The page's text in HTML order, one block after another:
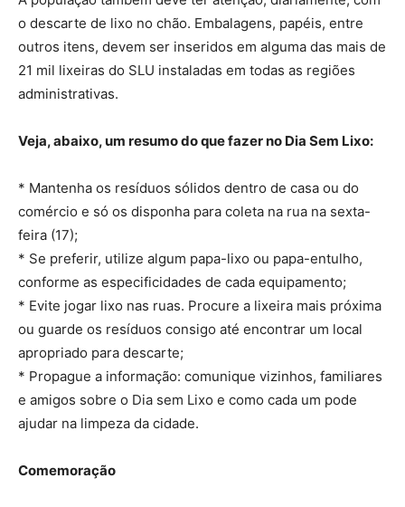
o descarte de lixo no chão. Embalagens, papéis, entre
outros itens, devem ser inseridos em alguma das mais de
21 mil lixeiras do SLU instaladas em todas as regiões
administrativas.
Veja, abaixo, um resumo do que fazer no Dia Sem Lixo:
* Mantenha os resíduos sólidos dentro de casa ou do
comércio e só os disponha para coleta na rua na sexta-
feira (17);
* Se preferir, utilize algum papa-lixo ou papa-entulho,
conforme as especificidades de cada equipamento;
* Evite jogar lixo nas ruas. Procure a lixeira mais próxima
ou guarde os resíduos consigo até encontrar um local
apropriado para descarte;
* Propague a informação: comunique vizinhos, familiares
e amigos sobre o Dia sem Lixo e como cada um pode
ajudar na limpeza da cidade.
Comemoração